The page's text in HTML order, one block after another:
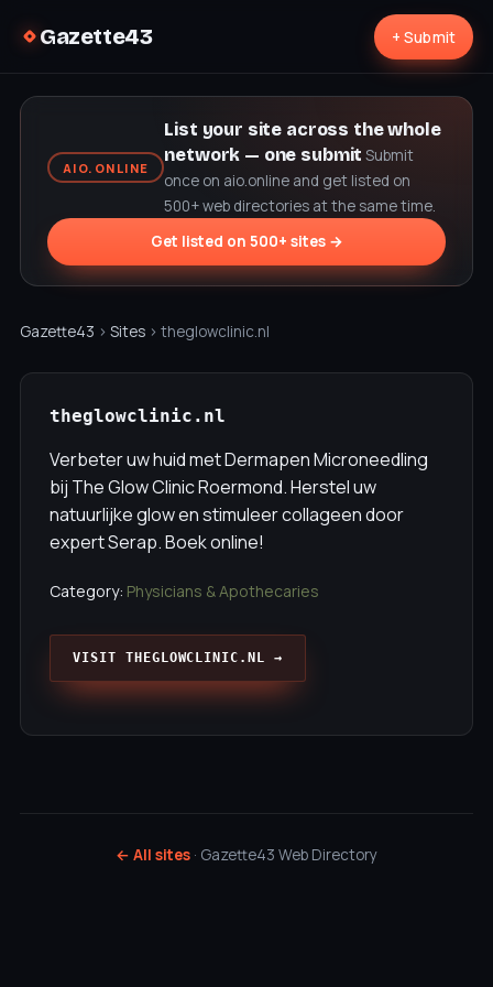
Gazette43 + Submit
AIO.ONLINE
List your site across the whole
network — one submit Submit
once on aio.online and get listed on
500+ web directories at the same time.
Get listed on 500+ sites →
Gazette43 › Sites › theglowclinic.nl
theglowclinic.nl
Verbeter uw huid met Dermapen Microneedling
bij The Glow Clinic Roermond. Herstel uw
natuurlijke glow en stimuleer collageen door
expert Serap. Boek online!
Category: Physicians & Apothecaries
VISIT THEGLOWCLINIC.NL →
← All sites · Gazette43 Web Directory